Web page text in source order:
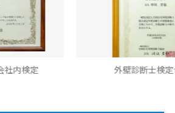
外壁診断士検定合格書